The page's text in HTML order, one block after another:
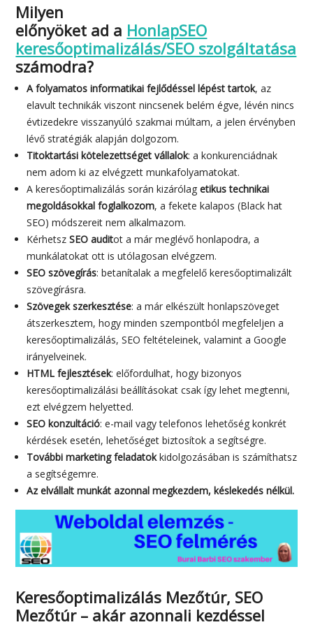
Milyen
előnyöket ad a HonlapSEO
keresőoptimalizálás/SEO szolgáltatása
számodra?
A folyamatos informatikai fejlődéssel lépést tartok, az
elavult technikák viszont nincsenek belém égve, lévén nincs
évtizedekre visszanyúló szakmai múltam, a jelen érvényben
lévő stratégiák alapján dolgozom.
Titoktartási kötelezettséget vállalok: a konkurenciádnak
nem adom ki az elvégzett munkafolyamatokat.
A keresőoptimalizálás során kizárólagetikus technikai
megoldásokkal foglalkozom, a fekete kalapos (Black hat
SEO) módszereit nem alkalmazom.
KérhetszSEO auditot a már meglévő honlapodra, a
munkálatokat ott is utólagosan elvégzem.
SEO szövegírás: betanítalak a megfelelő keresőoptimalizált
szövegírásra.
Szövegek szerkesztése: a már elkészült honlapszöveget
átszerkesztem, hogy minden szempontból megfeleljen a
keresőoptimalizálás, SEO feltételeinek, valamint a Google
irányelveinek.
HTML fejlesztések: előfordulhat, hogy bizonyos
keresőoptimalizálási beállításokat csak így lehet megtenni,
ezt elvégzem helyetted.
SEO konzultáció: e-mail vagy telefonos lehetőség konkrét
kérdések esetén, lehetőséget biztosítok a segítségre.
További marketing feladatokkidolgozásában is számíthatsz
a segítségemre.
Az elvállalt munkát azonnal megkezdem, késlekedés nélkül.
Keresőoptimalizálás Mezőtúr, SEO
Mezőtúr – akár azonnali kezdéssel